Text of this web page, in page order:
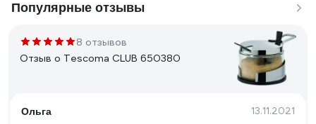
Популярные отзывы
8 отзывов
Отзыв о Tescoma CLUB 650380
Ольга 13.11.2021